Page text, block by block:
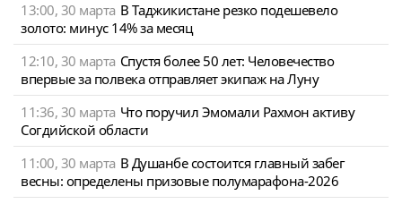
13:00, 30 марта В Таджикистане резко подешевело
золото: минус 14% за месяц
12:10, 30 марта Спустя более 50 лет: Человечество
впервые за полвека отправляет экипаж на Луну
11:36, 30 марта Что поручил Эмомали Рахмон активу
Согдийской области
11:00, 30 марта В Душанбе состоится главный забег
весны: определены призовые полумарафона-2026